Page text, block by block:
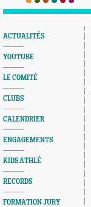
ACTUALITÉS
YOUTUBE
LE COMITÉ
CLUBS
CALENDRIER
ENGAGEMENTS
KIDS ATHLÉ
RECORDS
FORMATION JURY